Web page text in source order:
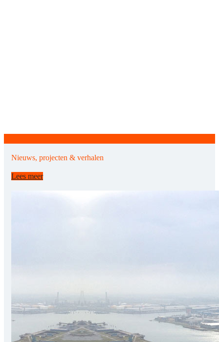
Nieuws, projecten & verhalen
Lees meer